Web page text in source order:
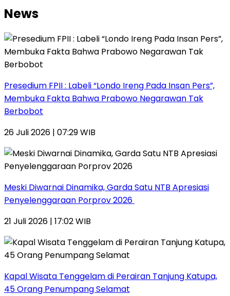
News
Presedium FPII : Labeli “Londo Ireng Pada Insan Pers”,
Membuka Fakta Bahwa Prabowo Negarawan Tak
Berbobot
26 Juli 2026 | 07:29 WIB
Meski Diwarnai Dinamika, Garda Satu NTB Apresiasi
Penyelenggaraan Porprov 2026 ‎
21 Juli 2026 | 17:02 WIB
Kapal Wisata Tenggelam di Perairan Tanjung Katupa,
45 Orang Penumpang Selamat